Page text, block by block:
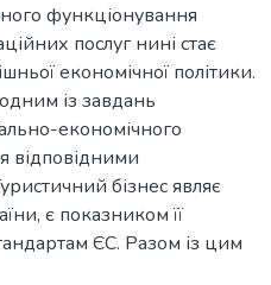
функціонування
послуг нині стає
економічної політики.
із завдань
економічного
відповідними
бізнес являє
є показником її
ЄС. Разом із цим